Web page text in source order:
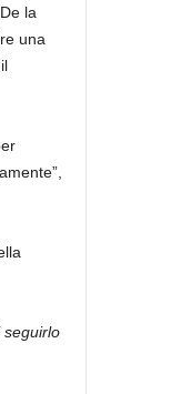
la
una
seguirlo